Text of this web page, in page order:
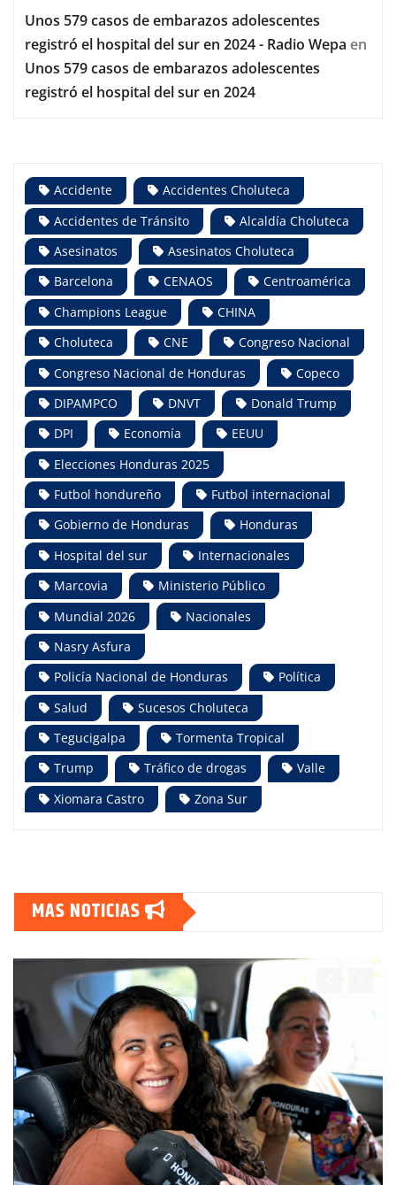
Unos 579 casos de embarazos adolescentes
registró el hospital del sur en 2024 - Radio Wepa en
Unos 579 casos de embarazos adolescentes
registró el hospital del sur en 2024
Accidente
Accidentes Choluteca
Accidentes de Tránsito
Alcaldía Choluteca
Asesinatos
Asesinatos Choluteca
Barcelona
CENAOS
Centroamérica
Champions League
CHINA
Choluteca
CNE
Congreso Nacional
Congreso Nacional de Honduras
Copeco
DIPAMPCO
DNVT
Donald Trump
DPI
Economía
EEUU
Elecciones Honduras 2025
Futbol hondureño
Futbol internacional
Gobierno de Honduras
Honduras
Hospital del sur
Internacionales
Marcovia
Ministerio Público
Mundial 2026
Nacionales
Nasry Asfura
Policía Nacional de Honduras
Política
Salud
Sucesos Choluteca
Tegucigalpa
Tormenta Tropical
Trump
Tráfico de drogas
Valle
Xiomara Castro
Zona Sur
MAS NOTICIAS